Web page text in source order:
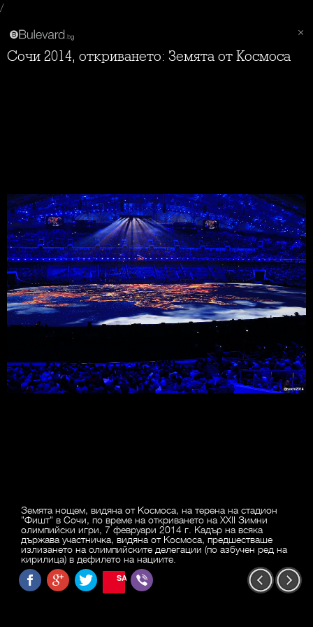
/
Сочи 2014, откриването: Земята от Космоса
Земята нощем, видяна от Космоса, на терена на стадион
"Фишт" в Сочи, по време на откриването на XXII Зимни
олимпийски игри, 7 февруари 2014 г. Кадър на всяка
държава участничка, видяна от Космоса, предшестваше
излизането на олимпийските делегации (по азбучен ред на
кирилица) в дефилето на нациите.
SAVE